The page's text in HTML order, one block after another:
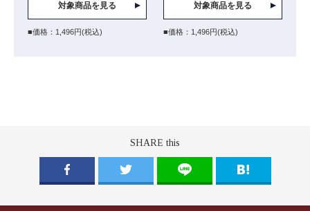
対象商品を見る
■価格：1,496円(税込)
対象商品を見る
■価格：1,496円(税込)
SHARE this